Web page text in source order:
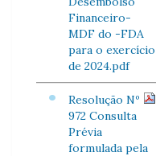
Financeiro-
MDF do -FDA
para o exercício
de 2024.pdf
Resolução Nº
972 Consulta
Prévia
formulada pela